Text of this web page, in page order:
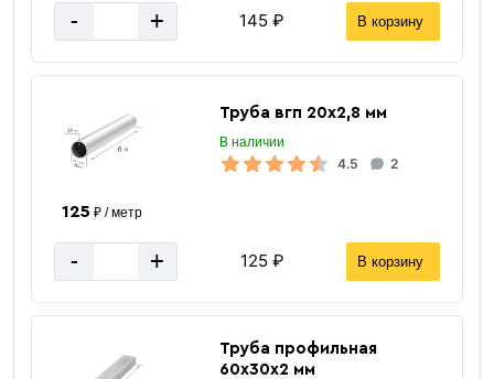
- + 145 ₽ В корзину
Труба вгп 20х2,8 мм
В наличии
4.5 2
125 ₽ / метр
- + 125 ₽ В корзину
Труба профильная
60х30х2 мм
Вес 12 метр, тн 0.147 тн